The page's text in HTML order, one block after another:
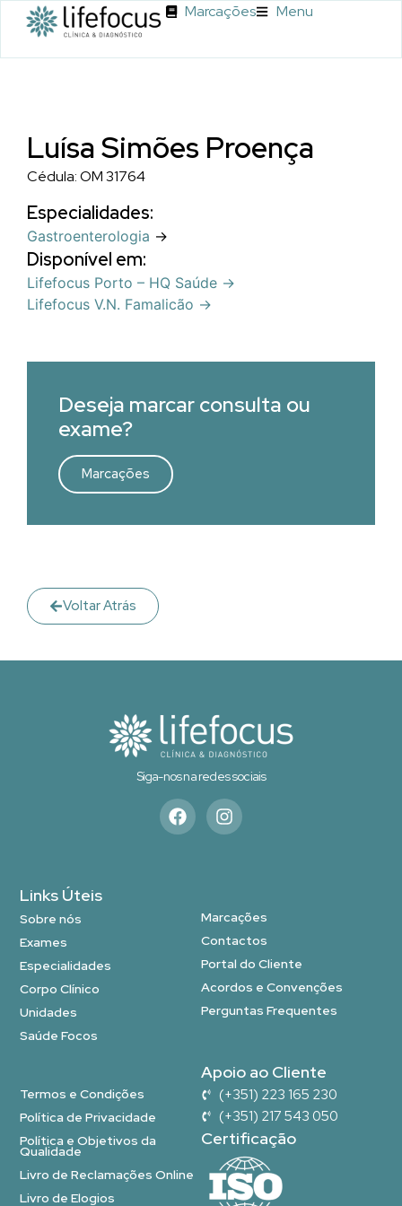
Marcações Menu
Luísa Simões Proença
Cédula: OM 31764
Especialidades:
Gastroenterologia →
Disponível em:
Lifefocus Porto – HQ Saúde →
Lifefocus V.N. Famalicão →
Deseja marcar consulta ou
exame?
Marcações
Voltar Atrás
Siga-nos na redes sociais
Links Úteis
Sobre nós
Exames
Especialidades
Corpo Clínico
Unidades
Saúde Focos
Marcações
Contactos
Portal do Cliente
Acordos e Convenções
Perguntas Frequentes
Termos e Condições
Política de Privacidade
Política e Objetivos da
Qualidade
Livro de Reclamações Online
Livro de Elogios
Apoio ao Cliente
(+351) 223 165 230
(+351) 217 543 050
Certificação